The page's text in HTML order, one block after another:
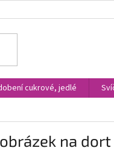
cukrové, jedlé
na dort